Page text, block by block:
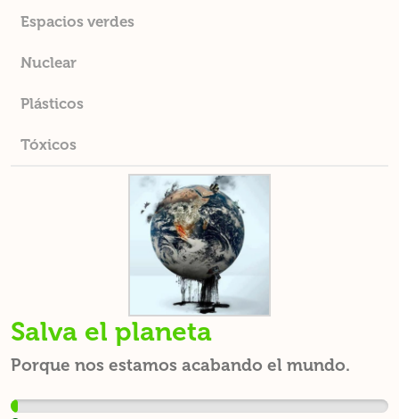
Espacios verdes
Nuclear
Plásticos
Tóxicos
Salva el planeta
Porque nos estamos acabando el mundo.